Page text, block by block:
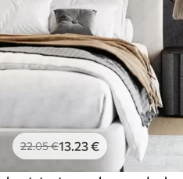
22.05€13 .23€